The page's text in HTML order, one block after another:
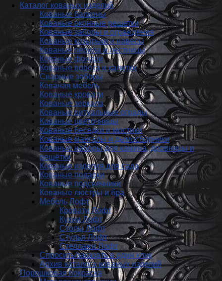
Каталог кованых изделий
Кованые балконы
Кованые оконные решетки
Кованые заборы и ог­ражде­ния
Кованые козырьки и навесы
Кованые перила и лестницы
Кованые фонари
Кованые ворота и калитки
Сварные заборы
Кованая мебель
Кованые кровати
Кованые зеркала
Кованые ритуальные ограды
Кованые цветочницы
Кованые беседки и мостики
Кованые мангалы и дымосборники
Кованые наборы для камина, дровницы и
решётки
Кованые изделия для сада
Кованые подарки
Кованые подсвечники
Кованые люстры и бра
Мебель Лофт
Кровати Лофт
Кухни Лофт
Столы Лофт
Стулья Лофт
Стеллажи Лофт
Спросить/заказать в один клик
Архив каталога кованых изделий
Порошковая покраска